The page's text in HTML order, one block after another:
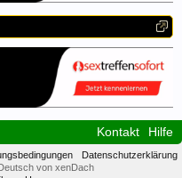
Kontakt Hilfe
Datenschutzerklärung
von xenDach